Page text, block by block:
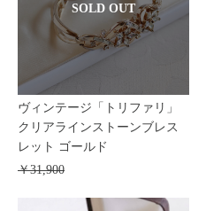
SOLD OUT
ヴィンテージ「トリファリ」
クリアラインストーンブレス
レット ゴールド
￥31,900